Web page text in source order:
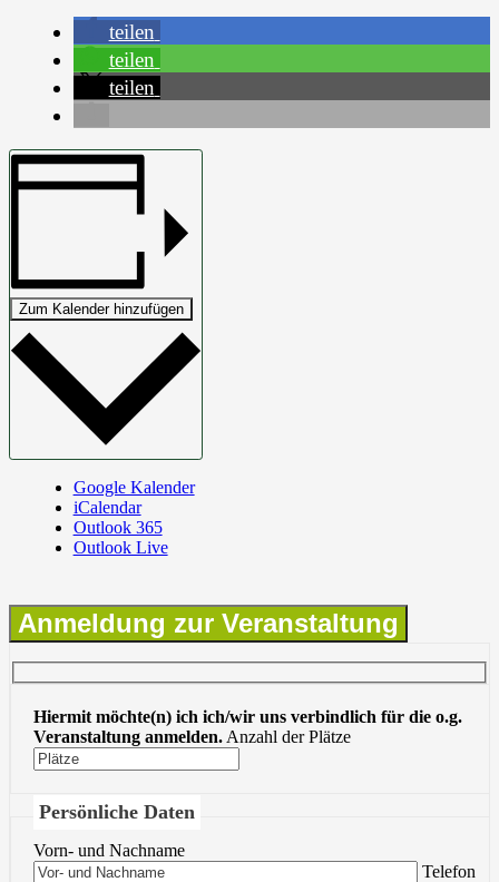
teilen
teilen
teilen
Zum Kalender hinzufügen
Google Kalender
iCalendar
Outlook 365
Outlook Live
Anmeldung zur Veranstaltung
Hiermit möchte(n) ich ich/wir uns verbindlich für die o.g.
Veranstaltung anmelden. Anzahl der Plätze
Persönliche Daten
Vorn- und Nachname
Bitte lasse
Telefon